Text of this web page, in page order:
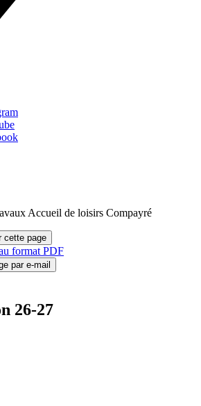
Accueil de loisirs Compayré
cette page
format PDF
par e-mail
26-27